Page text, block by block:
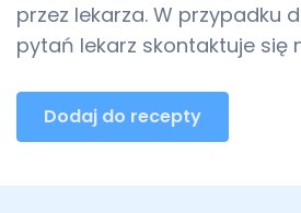
przez lekarza. W przypadku
pytań lekarz skontaktuje się
Dodaj do recepty